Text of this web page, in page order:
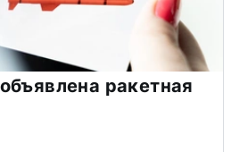
ракетная